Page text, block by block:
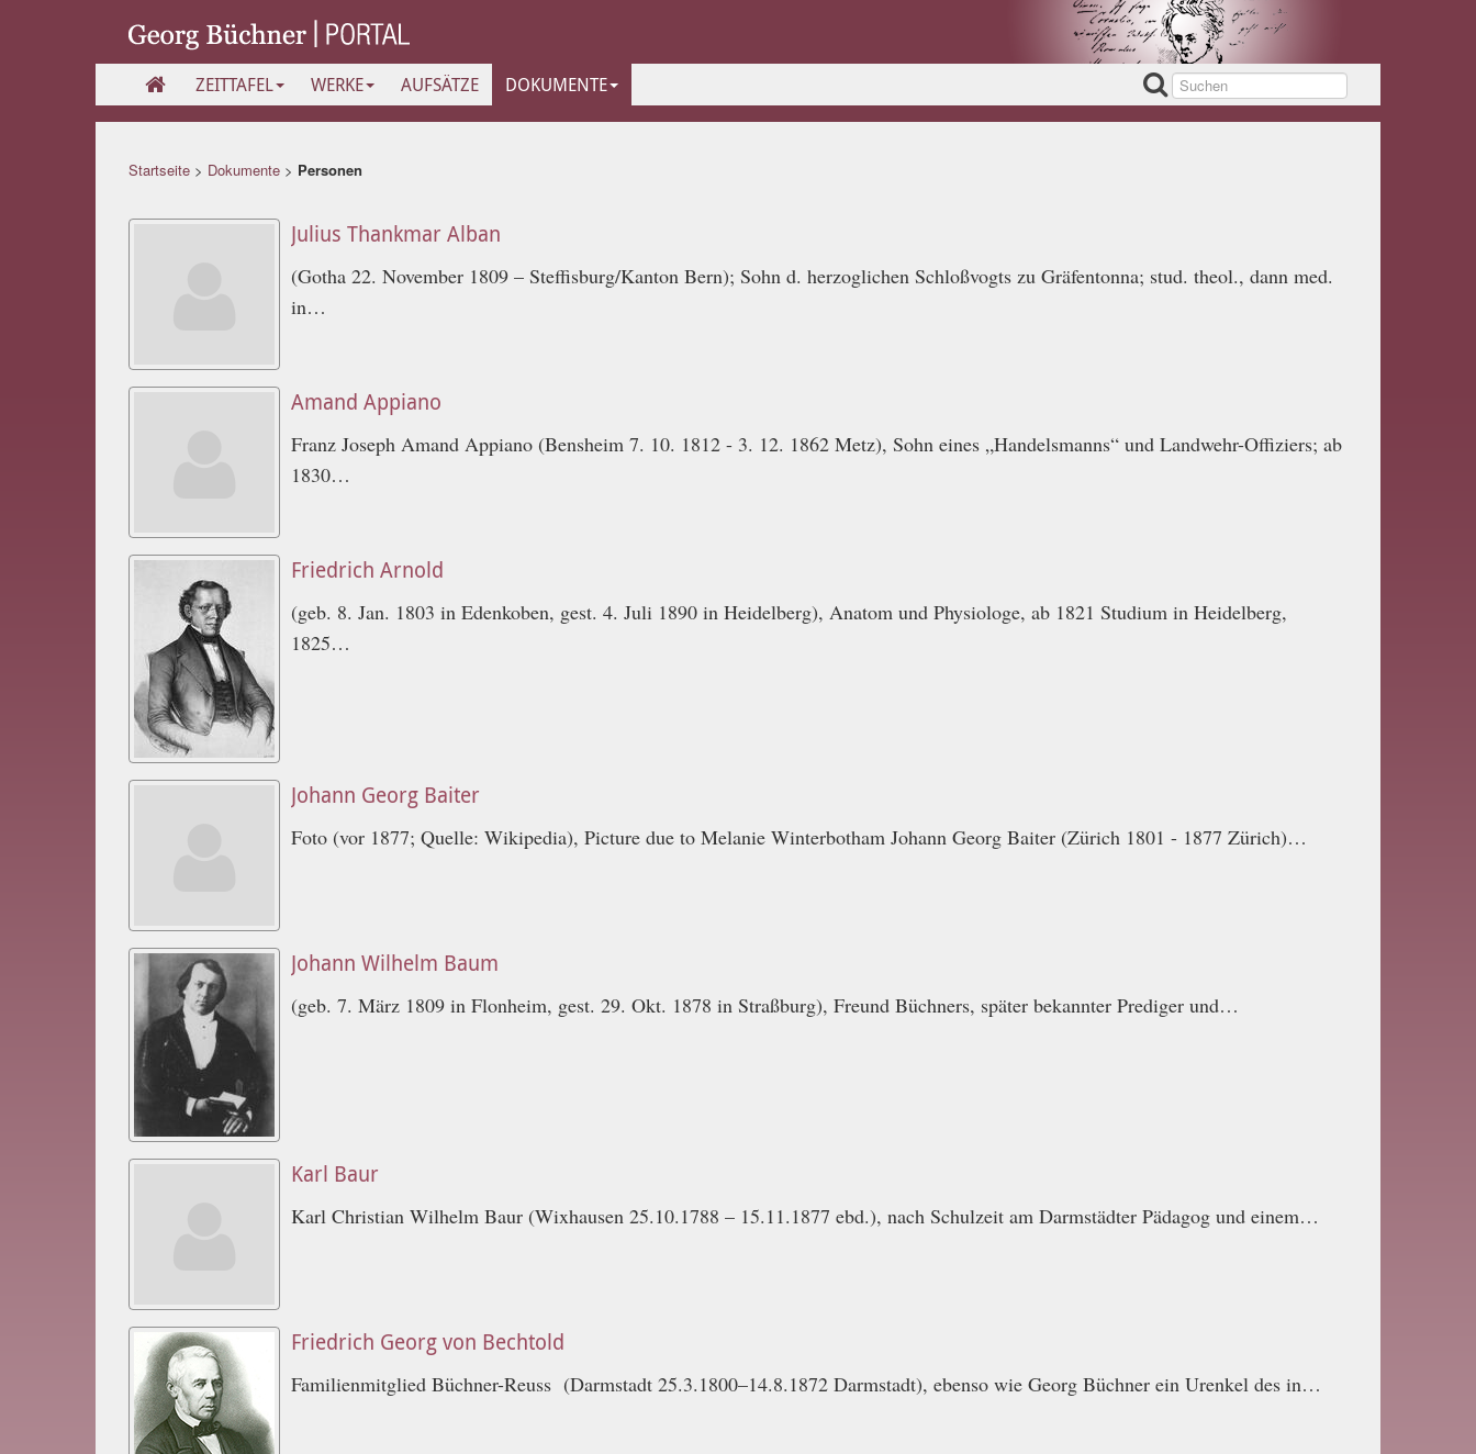
ZEITTAFEL WERKE AUFSÄTZE DOKUMENTE
Startseite > Dokumente > Personen
Julius Thankmar Alban
(Gotha 22. November 1809 – Steffisburg/Kanton Bern); Sohn d. herzoglichen Schloßvogts zu Gräfentonna; stud. theol., dann med.
in…
Amand Appiano
Franz Joseph Amand Appiano (Bensheim 7. 10. 1812 - 3. 12. 1862 Metz), Sohn eines „Handelsmanns“ und Landwehr-Offiziers; ab
1830…
Friedrich Arnold
(geb. 8. Jan. 1803 in Edenkoben, gest. 4. Juli 1890 in Heidelberg), Anatom und Physiologe, ab 1821 Studium in Heidelberg,
1825…
Johann Georg Baiter
Foto (vor 1877; Quelle: Wikipedia), Picture due to Melanie Winterbotham Johann Georg Baiter (Zürich 1801 - 1877 Zürich)…
Johann Wilhelm Baum
(geb. 7. März 1809 in Flonheim, gest. 29. Okt. 1878 in Straßburg), Freund Büchners, später bekannter Prediger und…
Karl Baur
Karl Christian Wilhelm Baur (Wixhausen 25.10.1788 – 15.11.1877 ebd.), nach Schulzeit am Darmstädter Pädagog und einem…
Friedrich Georg von Bechtold
Familienmitglied Büchner-Reuss (Darmstadt 25.3.1800–14.8.1872 Darmstadt), ebenso wie Georg Büchner ein Urenkel des in…